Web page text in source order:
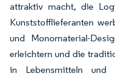
attraktiv macht, die
Kunststofflieferanten
und Monomaterial-
erleichtern und die
in Lebensmitteln und